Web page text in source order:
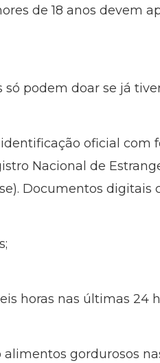
de 18 anos devem
só podem doar se já
oficial com
Nacional de
Documentos digitais
horas nas últimas 24
gordurosos